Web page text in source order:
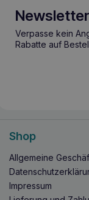
Verpasse kein
Rabatte auf
Shop
Allgemeine
Impressum